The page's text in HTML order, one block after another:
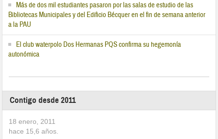
Más de dos mil estudiantes pasaron por las salas de estudio de las
Bibliotecas Municipales y del Edificio Bécquer en el fin de semana anterior
a la PAU
El club waterpolo Dos Hermanas PQS confirma su hegemonía
autonómica
Contigo desde 2011
18 enero, 2011
hace 15,6 años.